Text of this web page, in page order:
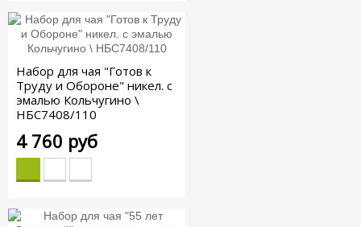
Набор для чая "Готов к
Труду и Обороне" никел. с
эмалью Кольчугино \
НБС7408/110
4 760 руб